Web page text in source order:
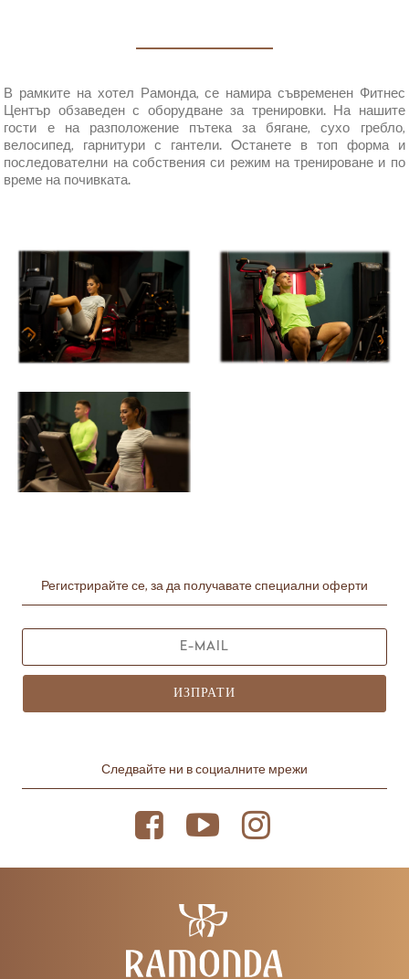
В рамките на хотел Рамонда, се намира съвременен Фитнес
Център обзаведен с оборудване за тренировки. На нашите
гости е на разположение пътека за бягане, сухо гребло,
велосипед, гарнитури с гантели. Oстанете в топ форма и
последователни на собствения си режим на тренироване и по
време на почивката.
Регистрирайте се, за да получавате специални оферти
ИЗПРАТИ
Следвайте ни в социалните мрежи